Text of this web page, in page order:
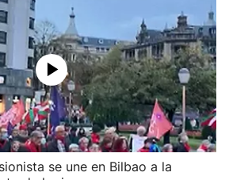
se une en Bilbao a la